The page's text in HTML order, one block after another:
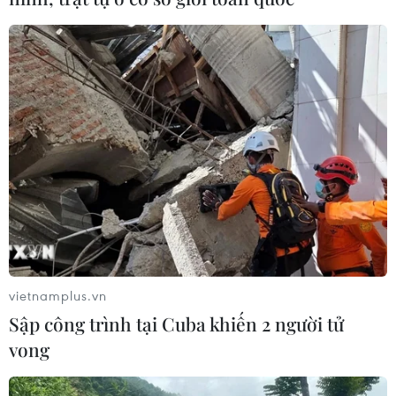
Báo động xu hướng gia tăng người
trẻ mắc ung thư
04/08/2026 14:10
Tây Ban Nha phát trực tiếp nhật thực
toàn phần từ độ cao 9.000 m
04/08/2026 13:23
Đại biểu Quốc hội: Nếu không có cơ
chế bảo vệ sẽ khó khuyến khích đổi
mới sáng tạo thực tiễn
vietnamplus.vn
Sập công trình tại Cuba khiến 2 người tử
vong